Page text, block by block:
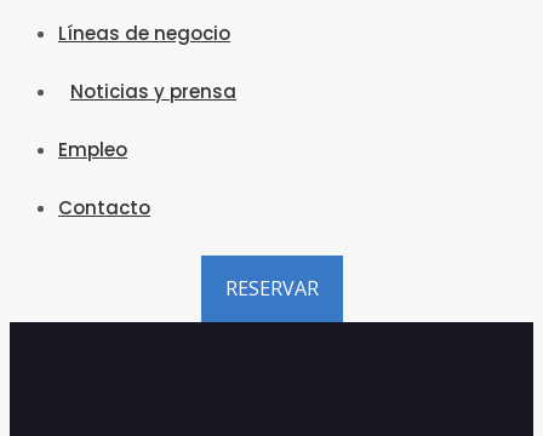
Líneas de negocio
Noticias y prensa
Empleo
Contacto
RESERVAR